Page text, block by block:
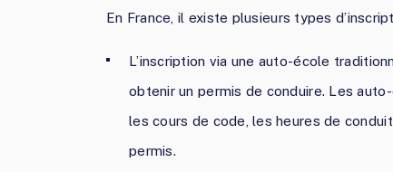
En France, il existe plusieurs types
L’inscription via une auto-école
obtenir un permis de conduire. Les
les cours de code, les heures de
permis.